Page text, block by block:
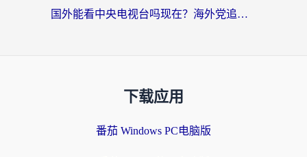
国外能看中央电视台吗现在？海外党追剧看央视的实用指南
下载应用
番茄 Windows PC电脑版